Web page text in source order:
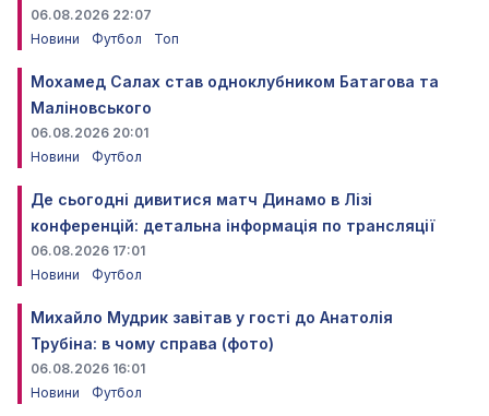
06.08.2026 22:07
Новини
Футбол Топ
Мохамед Салах став одноклубником Батагова та
Маліновського
06.08.2026 20:01
Новини
Футбол
Де сьогодні дивитися матч Динамо в Лізі
конференцій: детальна інформація по трансляції
06.08.2026 17:01
Новини
Футбол
Михайло Мудрик завітав у гості до Анатолія
Трубіна: в чому справа (фото)
06.08.2026 16:01
Новини
Футбол